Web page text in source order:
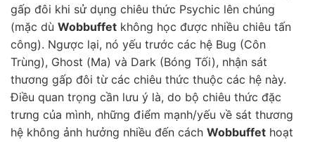
gấp đôi khi sử dụng chiêu thức Psychic lên chúng
(mặc dù Wobbuffet không học được nhiều chiêu tấn
công). Ngược lại, nó yếu trước các hệ Bug (Côn
Trùng), Ghost (Ma) và Dark (Bóng Tối), nhận sát
thương gấp đôi từ các chiêu thức thuộc các hệ này.
Điều quan trọng cần lưu ý là, do bộ chiêu thức đặc
trưng của mình, những điểm mạnh/yếu về sát thương
hệ không ảnh hưởng nhiều đến cách Wobbuffet hoạt